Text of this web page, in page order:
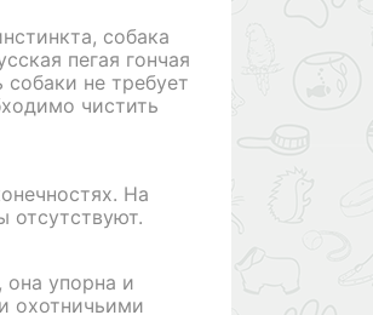
собака
пегая гончая
не требует
чистить
На
отсутствуют.
упорна и
охотничьими